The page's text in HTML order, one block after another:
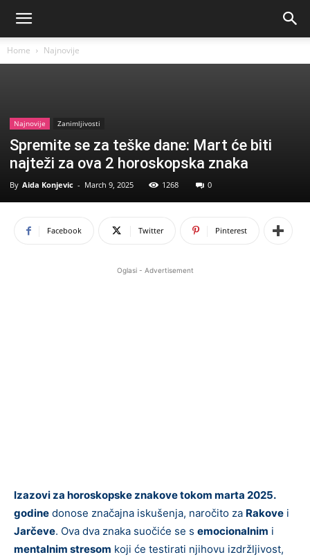
Home Najnovije
Najnovije Zanimljivosti
Spremite se za teške dane: Mart će biti
najteži za ova 2 horoskopska znaka
By Aida Konjevic - March 9, 2025 1268 0
Facebook Twitter Pinterest
Oglasi - Advertisement
Izazovi za horoskopske znakove tokom marta 2025.
godine donose značajna iskušenja, naročito za Rakove i
Jarčeve. Ova dva znaka suočiće se s emocionalnim i
mentalnim stresom koji će testirati njihovu izdržljivost,